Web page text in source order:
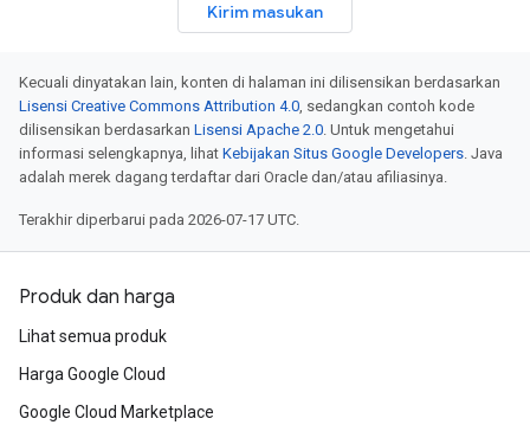
Kirim masukan
Kecuali dinyatakan lain, konten di halaman ini dilisensikan berdasarkan
Lisensi Creative Commons Attribution 4.0, sedangkan contoh kode
dilisensikan berdasarkan Lisensi Apache 2.0. Untuk mengetahui
informasi selengkapnya, lihat Kebijakan Situs Google Developers. Java
adalah merek dagang terdaftar dari Oracle dan/atau afiliasinya.
Terakhir diperbarui pada 2026-07-17 UTC.
Produk dan harga
Lihat semua produk
Harga Google Cloud
Google Cloud Marketplace